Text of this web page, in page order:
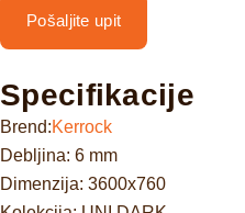
Pošaljite upit
Specifikacije
Brend:Kerrock
Debljina: 6 mm
Dimenzija: 3600x760